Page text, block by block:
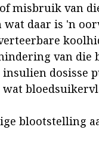
misbruik van
wat daar is 'n
van die
dosisse
blootstelling